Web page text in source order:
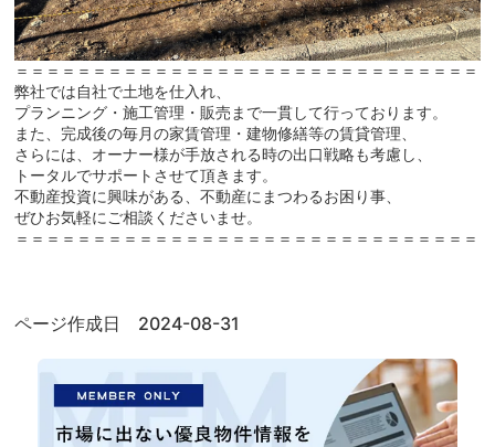
＝＝＝＝＝＝＝＝＝＝＝＝＝＝＝＝＝＝＝＝＝＝＝＝＝＝＝＝＝＝
弊社では自社で土地を仕入れ、
プランニング・施工管理・販売まで一貫して行っております。
また、完成後の毎月の家賃管理・建物修繕等の賃貸管理、
さらには、オーナー様が手放される時の出口戦略も考慮し、
トータルでサポートさせて頂きます。
不動産投資に興味がある、不動産にまつわるお困り事、
ぜひお気軽にご相談くださいませ。
＝＝＝＝＝＝＝＝＝＝＝＝＝＝＝＝＝＝＝＝＝＝＝＝＝＝＝＝＝＝
ページ作成日 2024-08-31